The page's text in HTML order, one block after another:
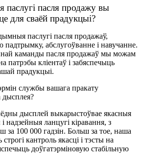
паслугі пасля продажу вы
для сваёй прадукцыі?
паслугі пасля продажаў,
абслугоўванне і навучанне.
каманды пасля продажаў мы можам
патрэбы кліентаў і забяспечыць
прадукцыі.
службы вашага пракату
дысплея?
дысплей выкарыстоўвае якасныя
ланцугі кіравання, з
за 100 000 гадзін. Больш за тое, наша
кантроль якасці і тэсты на
доўгатэрміновую стабільную